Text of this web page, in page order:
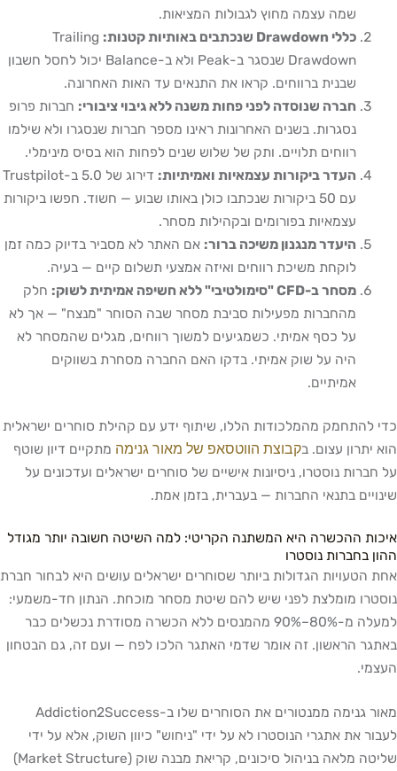
שמה עצמה מחוץ לגבולות המציאות.
כללי Drawdown שנכתבים באותיות קטנות:
Trailing
Drawdown שנסגר ב-Peak ולא ב-Balance יכול לחסל חשבון
שבנית ברווחים. קראו את התנאים עד האות האחרונה.
חברה שנוסדה לפני פחות משנה ללא גיבוי ציבורי: חברות פרופ
נסגרות. בשנים האחרונות ראינו מספר חברות שנסגרו ולא שילמו
רווחים תלויים. ותק של שלוש שנים לפחות הוא בסיס מינימלי.
העדר ביקורות עצמאיות ואמיתיות:
דירוג של 5.0 ב-Trustpilot
עם 50 ביקורות שנכתבו כולן באותו שבוע — חשוד. חפשו ביקורות
עצמאיות בפורומים ובקהילות מסחר.
היעדר מנגנון משיכה ברור: אם האתר לא מסביר בדיוק כמה זמן
לוקחת משיכת רווחים ואיזה אמצעי תשלום קיים — בעיה.
מסחר ב-CFD "סימולטיבי" ללא חשיפה אמיתית לשוק:
חלק
מהחברות מפעילות סביבת מסחר שבה הסוחר "מנצח" — אך לא
על כסף אמיתי. כשמגיעים למשוך רווחים, מגלים שהמסחר לא
היה על שוק אמיתי. בדקו האם החברה מסחרת בשווקים
אמיתיים.
כדי להתחמק מהמלכודות הללו, שיתוף ידע עם קהילת סוחרים ישראלית
הוא יתרון עצום. בקבוצת הווטסאפ של מאור גנימה מתקיים דיון שוטף
על חברות נוסטרו, ניסיונות אישיים של סוחרים ישראלים ועדכונים על
שינויים בתנאי החברות — בעברית, בזמן אמת.
איכות ההכשרה היא המשתנה הקריטי: למה השיטה חשובה יותר מגודל
ההון בחברות נוסטרו
אחת הטעויות הגדולות ביותר שסוחרים ישראלים עושים היא לבחור חברת
נוסטרו מומלצת לפני שיש להם שיטת מסחר מוכחת. הנתון חד-משמעי:
למעלה מ-80%–90% מהמנסים ללא הכשרה מסודרת נכשלים כבר
באתגר הראשון. זה אומר שדמי האתגר הלכו לפח — ועם זה, גם הבטחון
העצמי.
מאור גנימה ממנטורים את הסוחרים שלו ב-Addiction2Success
לעבור את אתגרי הנוסטרו לא על ידי "ניחוש" כיוון השוק, אלא על ידי
שליטה מלאה בניהול סיכונים, קריאת מבנה שוק (Market Structure)